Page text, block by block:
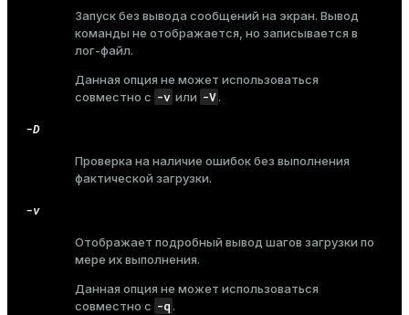
Запуск без вывода сообщений на экран. Вывод
команды не отображается, но записывается в
лог-файл.
Данная опция не может использоваться
совместно с -v или -V.
-D
Проверка на наличие ошибок без выполнения
фактической загрузки.
-v
Отображает подробный вывод шагов загрузки по
мере их выполнения.
Данная опция не может использоваться
совместно с -q .